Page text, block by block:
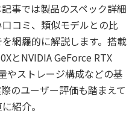
事では製品のスペック詳細
コミ、類似モデルとの比
網羅的に解説します。搭載
とNVIDIA GeForce RTX
やストレージ構成などの基
のユーザー評価も踏まえて
紹介。